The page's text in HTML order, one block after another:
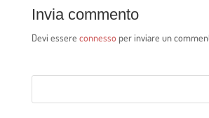
Invia commento
Devi essere connesso per inviare un